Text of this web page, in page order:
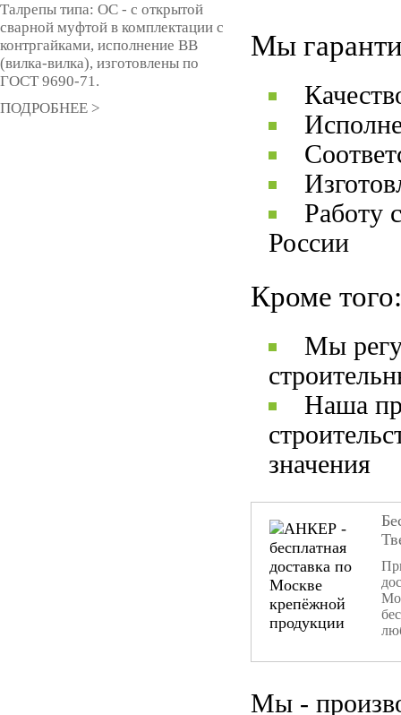
Мы
Работу
России
Кроме того:
Мы
Наша
значения
Мы -
Талрепы типа: ОС - с открытой
сварной муфтой в комплектации с
контргайками, исполнение ВВ
(вилка-вилка), изготовлены по
ГОСТ 9690-71.
ПОДРОБНЕЕ >